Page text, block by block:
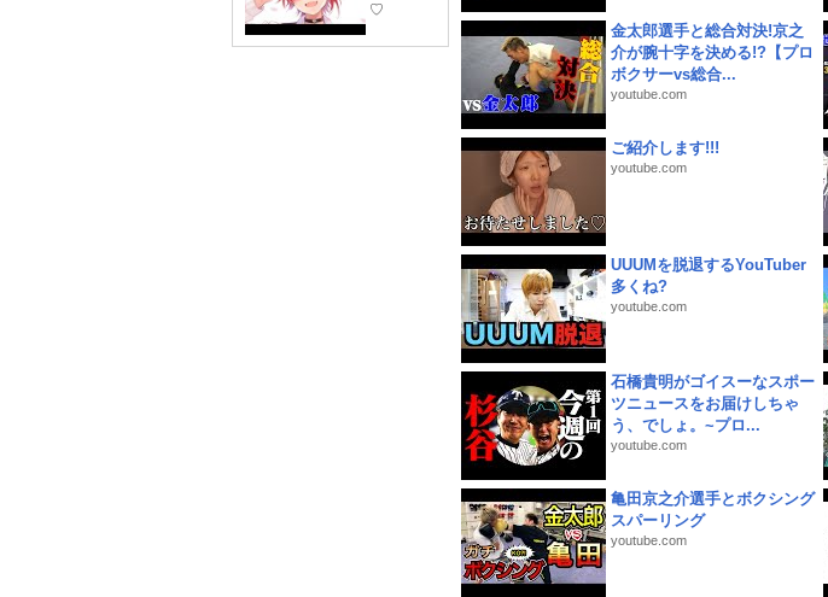
♡
金太郎選手と総合対決!京之
介が腕十字を決める!?【プロ
ボクサーvs総合...
youtube.com
ご紹介します!!!
youtube.com
UUUMを脱退するYouTuber
多くね?
youtube.com
石橋貴明がゴイスーなスポー
ツニュースをお届けしちゃ
う、でしょ。~プロ...
youtube.com
亀田京之介選手とボクシング
スパーリング
youtube.com